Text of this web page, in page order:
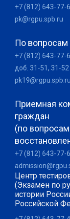
+7 (812) 643-77-
pk@rgpu.spb.ru
По вопросам
+7 (812) 643-77-
доб. 31-51, 31-52
pk19@rgpu.spb.ru
Приемная
граждан
(по
+7 (812) 643-77-
Центр
(Экзамен по
истории
Российской